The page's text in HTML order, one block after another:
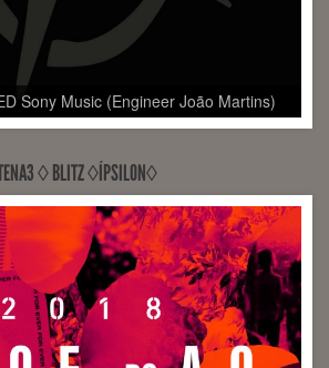
Universal Music (Engineer João
◊ BLITZ ◊ÍPSILON◊